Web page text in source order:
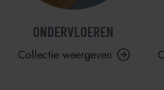
ONDERVLOEREN
Collectie weergeven